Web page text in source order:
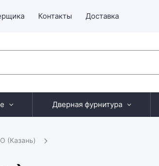
Контакты Доставка
Дверная фурнитура
(Казань)